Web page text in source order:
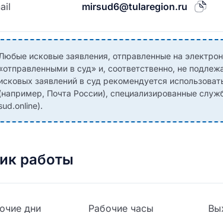
mirsud6@tularegion.ru
исковые заявления, отправленные на
в суд» и, соответственно, не
заявлений в суд рекомендуется
Почта России), специализированные
работы
дни
Рабочие часы